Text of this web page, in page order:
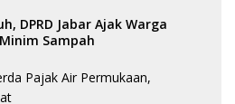
DPRD Jabar Ajak Warga
Sampah